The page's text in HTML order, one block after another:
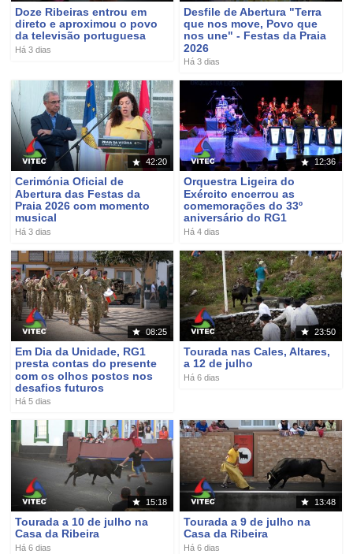
Doze Ribeiras entrou em
direto e aproximou o povo
da televisão portuguesa
Há 3 dias
Desfile de Abertura "Terra
que nos move, Povo que
nos une" - Festas da Praia
2026
Há 3 dias
42:20
Cerimónia Oficial de
Abertura das Festas da
Praia 2026 com momento
musical
Há 3 dias
12:36
Orquestra Ligeira do
Exército encerrou as
comemorações do 33º
aniversário do RG1
Há 4 dias
08:25
Em Dia da Unidade, RG1
presta contas do presente
com os olhos postos nos
desafios futuros
Há 5 dias
23:50
Tourada nas Cales, Altares,
a 12 de julho
Há 6 dias
15:18
Tourada a 10 de julho na
Casa da Ribeira
Há 6 dias
13:48
Tourada a 9 de julho na
Casa da Ribeira
Há 6 dias